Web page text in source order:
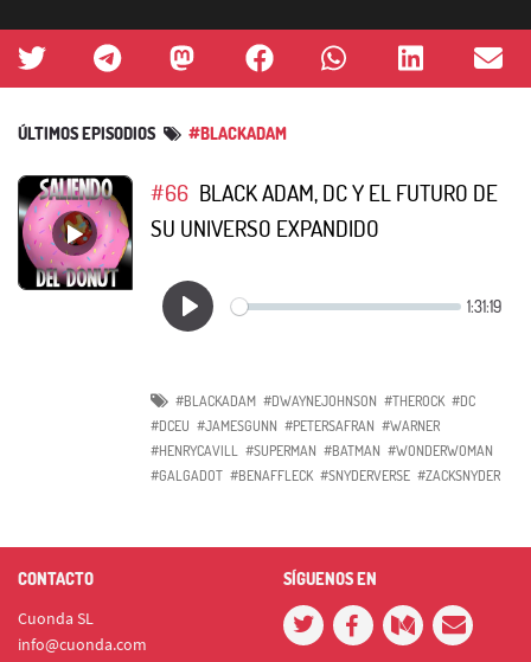
ÚLTIMOS EPISODIOS #BLACKADAM
#66 BLACK ADAM, DC Y EL FUTURO DE
SU UNIVERSO EXPANDIDO
#BLACKADAM #DWAYNEJOHNSON #THEROCK #DC
#DCEU #JAMESGUNN #PETERSAFRAN #WARNER
#HENRYCAVILL
#SUPERMAN #BATMAN #WONDERWOMAN
#GALGADOT #BENAFFLECK #SNYDERVERSE #ZACKSNYDER
CONTACTO
Cuonda SL
info@cuonda.com
SÍGUENOS EN